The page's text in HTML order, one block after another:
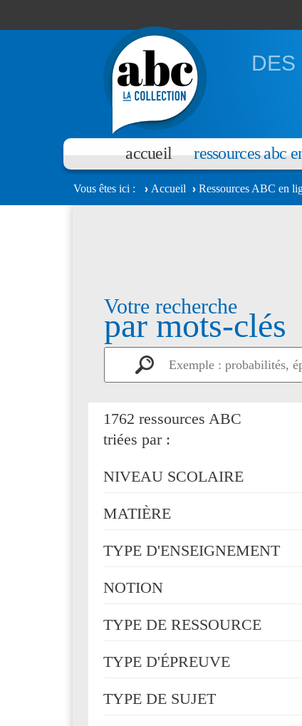
DES
accueil ressources abc
Vous êtes ici Accueil Ressources ABC en
Votre recherche
par mots-clés
1762 ressources ABC
triées par :
NIVEAU SCOLAIRE
MATIÈRE
TYPE D'ENSEIGNEMENT
NOTION
TYPE DE RESSOURCE
TYPE D'ÉPREUVE
TYPE DE SUJET